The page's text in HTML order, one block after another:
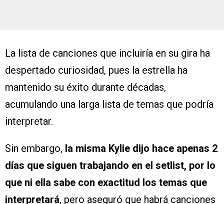
La lista de canciones que incluiría en su gira ha
despertado curiosidad, pues la estrella ha
mantenido su éxito durante décadas,
acumulando una larga lista de temas que podría
interpretar.
Sin embargo, la misma Kylie dijo hace apenas 2
días que siguen trabajando en el setlist, por lo
que ni ella sabe con exactitud los temas que
interpretará, pero aseguró que habrá canciones